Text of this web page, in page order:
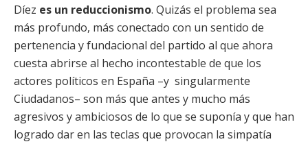
Díez es un reduccionismo. Quizás el problema sea
más profundo, más conectado con un sentido de
pertenencia y fundacional del partido al que ahora
cuesta abrirse al hecho incontestable de que los
actores políticos en España –y singularmente
Ciudadanos– son más que antes y mucho más
agresivos y ambiciosos de lo que se suponía y que han
logrado dar en las teclas que provocan la simpatía